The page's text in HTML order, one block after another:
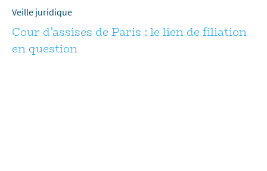
Veille juridique
Cour d’assises de Paris : le lien de filiation
en question